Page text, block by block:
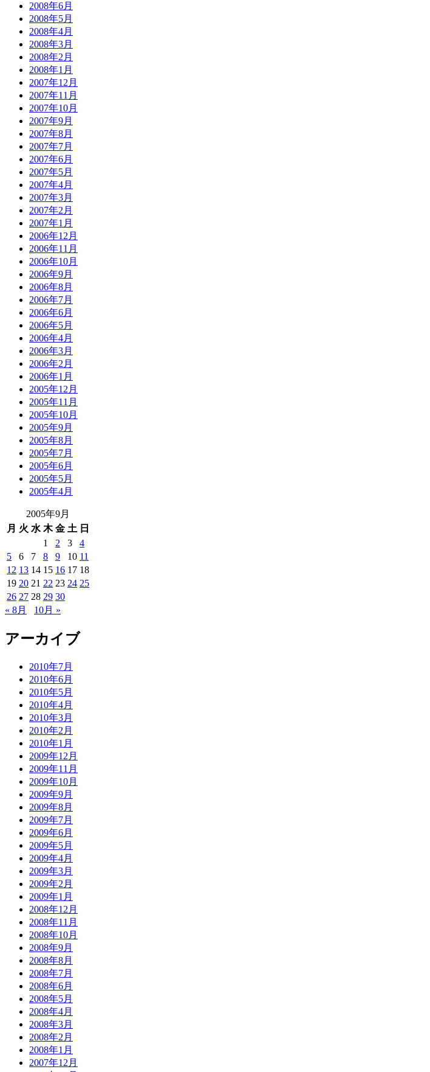
2008年6月
2008年5月
2008年4月
2008年3月
2008年2月
2008年1月
2007年12月
2007年11月
2007年10月
2007年9月
2007年8月
2007年7月
2007年6月
2007年5月
2007年4月
2007年3月
2007年2月
2007年1月
2006年12月
2006年11月
2006年10月
2006年9月
2006年8月
2006年7月
2006年6月
2006年5月
2006年4月
2006年3月
2006年2月
2006年1月
2005年12月
2005年11月
2005年10月
2005年9月
2005年8月
2005年7月
2005年6月
2005年5月
2005年4月
2005年9月
月 火 水 木 金 土 日
1
2 3
4
5
6 7 8 9 10 11
12 13 14 15 16 17 18
19 20 21 22 23 24 25
26 27 28 29 30
« 8月
10月 »
アーカイブ
2010年7月
2010年6月
2010年5月
2010年4月
2010年3月
2010年2月
2010年1月
2009年12月
2009年11月
2009年10月
2009年9月
2009年8月
2009年7月
2009年6月
2009年5月
2009年4月
2009年3月
2009年2月
2009年1月
2008年12月
2008年11月
2008年10月
2008年9月
2008年8月
2008年7月
2008年6月
2008年5月
2008年4月
2008年3月
2008年2月
2008年1月
2007年12月